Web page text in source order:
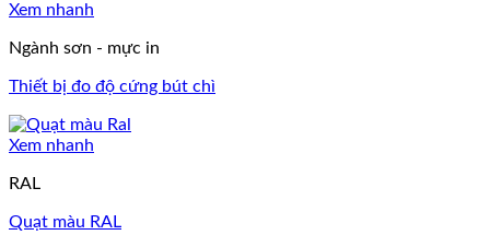
Xem nhanh
Ngành sơn - mực in
Thiết bị đo độ cứng bút chì
Xem nhanh
RAL
Quạt màu RAL